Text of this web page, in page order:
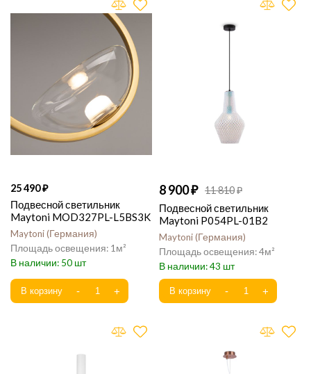
25 490
Подвесной светильник
Maytoni MOD327PL-L5BS3K
Maytoni Германия
1
50
8 900 11 810
Подвесной светильник
Maytoni P054PL-01B2
Maytoni Германия
4
43